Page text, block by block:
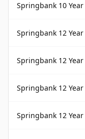
Springbank 10
Springbank 12
Springbank 12
Springbank 12
Springbank 12